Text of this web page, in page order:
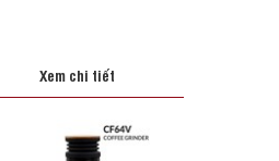
Xem chi tiết